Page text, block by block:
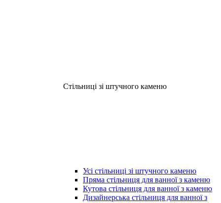
Стільниці зі штучного каменю
Усі стільниці зі штучного каменю
Пряма стільниця для ванної з каменю
Кутова стільниця для ванної з каменю
Дизайнерська стільниця для ванної з